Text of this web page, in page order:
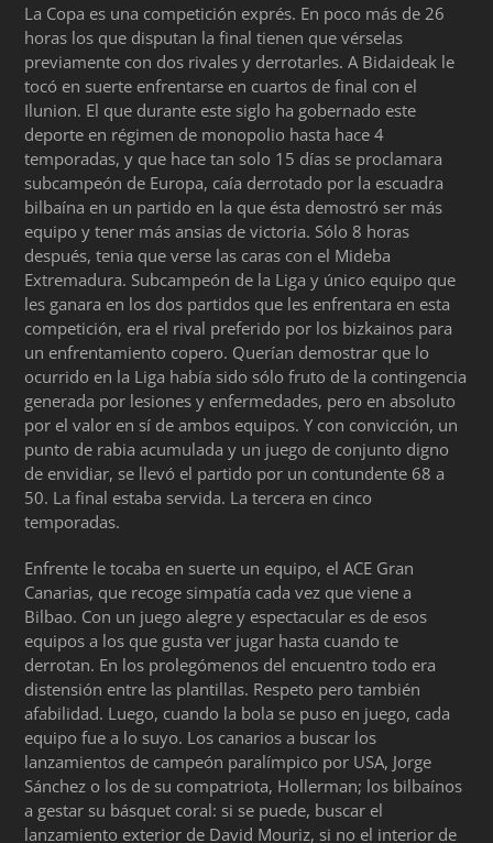
La Copa es una competición exprés. En poco más de 26
horas los que disputan la final tienen que vérselas
previamente con dos rivales y derrotarles. A Bidaideak le
tocó en suerte enfrentarse en cuartos de final con el
Ilunion. El que durante este siglo ha gobernado este
deporte en régimen de monopolio hasta hace 4
temporadas, y que hace tan solo 15 días se proclamara
subcampeón de Europa, caía derrotado por la escuadra
bilbaína en un partido en la que ésta demostró ser más
equipo y tener más ansias de victoria. Sólo 8 horas
después, tenia que verse las caras con el Mideba
Extremadura. Subcampeón de la Liga y único equipo que
les ganara en los dos partidos que les enfrentara en esta
competición, era el rival preferido por los bizkainos para
un enfrentamiento copero. Querían demostrar que lo
ocurrido en la Liga había sido sólo fruto de la contingencia
generada por lesiones y enfermedades, pero en absoluto
por el valor en sí de ambos equipos. Y con convicción, un
punto de rabia acumulada y un juego de conjunto digno
de envidiar, se llevó el partido por un contundente 68 a
50. La final estaba servida. La tercera en cinco
temporadas.
Enfrente le tocaba en suerte un equipo, el ACE Gran
Canarias, que recoge simpatía cada vez que viene a
Bilbao. Con un juego alegre y espectacular es de esos
equipos a los que gusta ver jugar hasta cuando te
derrotan. En los prolegómenos del encuentro todo era
distensión entre las plantillas. Respeto pero también
afabilidad. Luego, cuando la bola se puso en juego, cada
equipo fue a lo suyo. Los canarios a buscar los
lanzamientos de campeón paralímpico por USA, Jorge
Sánchez o los de su compatriota, Hollerman; los bilbaínos
a gestar su básquet coral: si se puede, buscar el
lanzamiento exterior de David Mouriz, si no el interior de